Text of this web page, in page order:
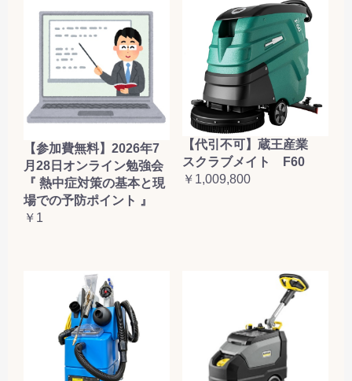
【参加費無料】2026年7
月28日オンライン勉強会
『 熱中症対策の基本と現
場での予防ポイント 』
￥1
【代引不可】蔵王産業
スクラブメイト F60
￥1,009,800